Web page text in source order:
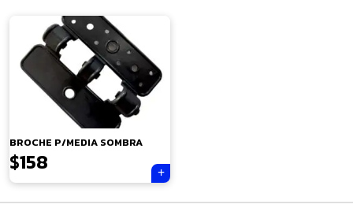
BROCHE P/MEDIA SOMBRA
$158